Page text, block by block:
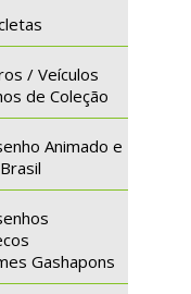
/ Veículos
de Coleção
Animado e
Gashapons